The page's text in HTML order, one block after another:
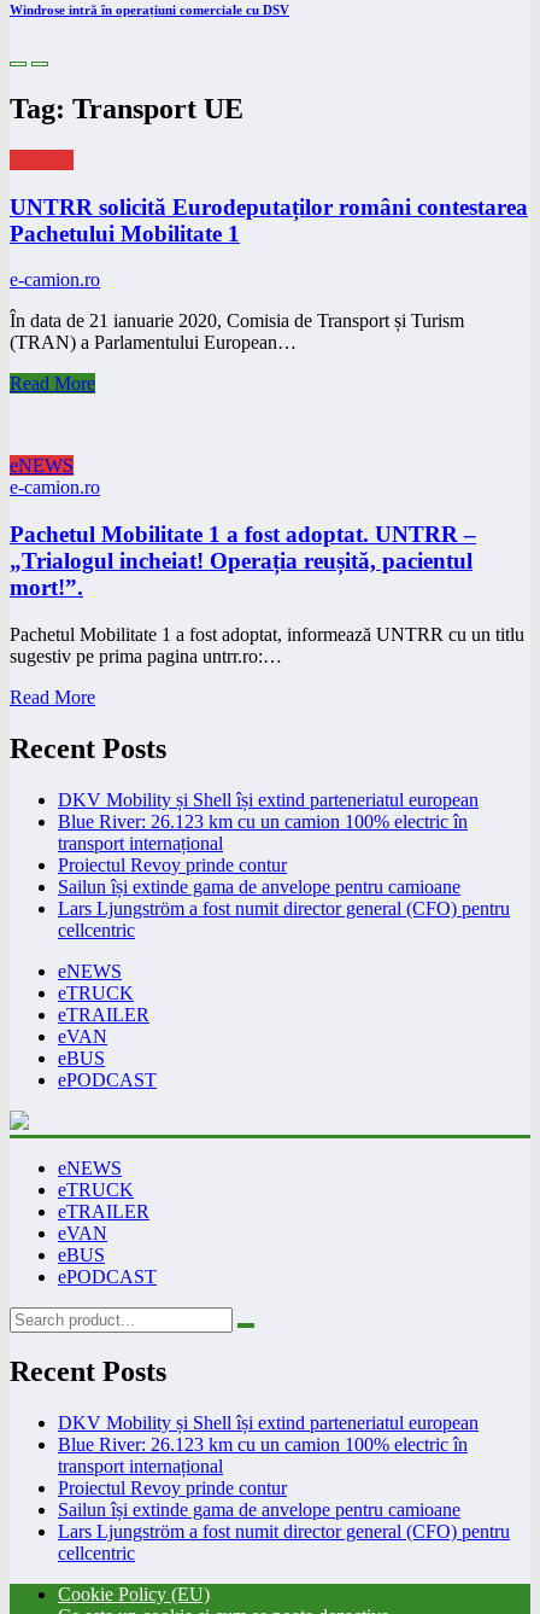
Windrose intră în operațiuni comerciale cu DSV
Tag: Transport UE
UNTRR solicită Eurodeputaților români contestarea
Pachetului Mobilitate 1
e-camion.ro
În data de 21 ianuarie 2020, Comisia de Transport și Turism
(TRAN) a Parlamentului European…
Read More
eNEWS
e-camion.ro
Pachetul Mobilitate 1 a fost adoptat. UNTRR –
„Trialogul incheiat! Operația reușită, pacientul
mort!”.
Pachetul Mobilitate 1 a fost adoptat, informează UNTRR cu un titlu
sugestiv pe prima pagina untrr.ro:…
Read More
Recent Posts
DKV Mobility și Shell își extind parteneriatul european
Blue River: 26.123 km cu un camion 100% electric în
transport internațional
Proiectul Revoy prinde contur
Sailun își extinde gama de anvelope pentru camioane
Lars Ljungström a fost numit director general (CFO) pentru
cellcentric
eNEWS
eTRUCK
eTRAILER
eVAN
eBUS
ePODCAST
eNEWS
eTRUCK
eTRAILER
eVAN
eBUS
ePODCAST
Recent Posts
DKV Mobility și Shell își extind parteneriatul european
Blue River: 26.123 km cu un camion 100% electric în
transport internațional
Proiectul Revoy prinde contur
Sailun își extinde gama de anvelope pentru camioane
Lars Ljungström a fost numit director general (CFO) pentru
cellcentric
Cookie Policy (EU)